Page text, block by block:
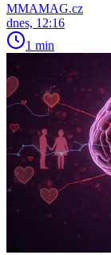
MMAMAG.cz
dnes, 12:16
1 min